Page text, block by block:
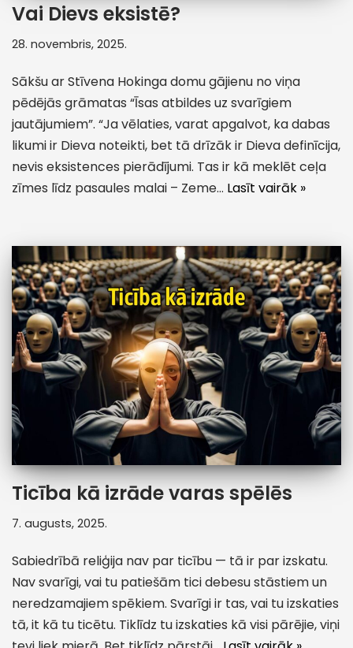
Vai Dievs eksistē?
28. novembris, 2025.
Sākšu ar Stīvena Hokinga domu gājienu no viņa
pēdējās grāmatas “Īsas atbildes uz svarīgiem
jautājumiem”. “Ja vēlaties, varat apgalvot, ka dabas
likumi ir Dieva noteikti, bet tā drīzāk ir Dieva definīcija,
nevis eksistences pierādījumi. Tas ir kā meklēt ceļa
zīmes līdz pasaules malai – Zeme… Lasīt vairāk »
Ticība kā izrāde varas spēlēs
7. augusts, 2025.
Sabiedrībā reliģija nav par ticību — tā ir par izskatu.
Nav svarīgi, vai tu patiešām tici debesu stāstiem un
neredzamajiem spēkiem. Svarīgi ir tas, vai tu izskaties
tā, it kā tu ticētu. Tiklīdz tu izskaties kā visi pārējie, viņi